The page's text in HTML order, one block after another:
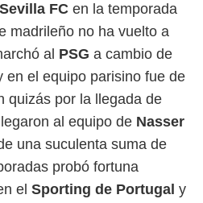
Sevilla FC en la temporada
madrileño no ha vuelto a
al PSG a cambio de
en el equipo parisino fue de
quizás por la llegada de
al equipo de Nasser
una suculenta suma de
probó fortuna
el Sporting de Portugal y